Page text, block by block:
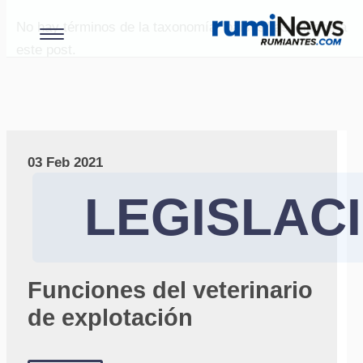
No hay términos de la taxonomía "paises" asociados a
03 Feb 2021
Funciones del veterinario
de explotación